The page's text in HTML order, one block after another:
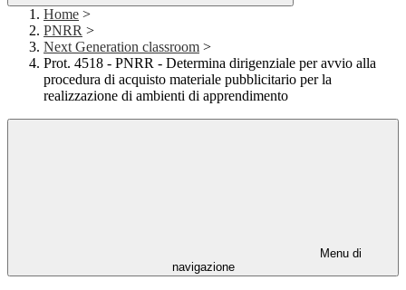
Home >
PNRR >
Next Generation classroom >
Prot. 4518 - PNRR - Determina dirigenziale per avvio alla
procedura di acquisto materiale pubblicitario per la
realizzazione di ambienti di apprendimento
Menu di
navigazione